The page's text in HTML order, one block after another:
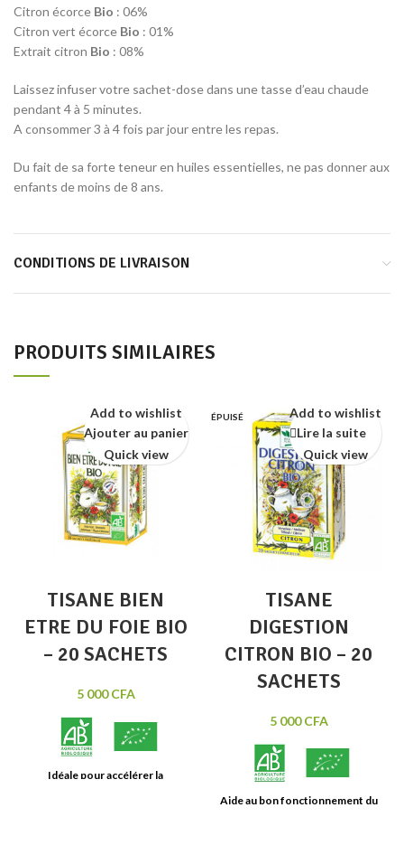
Citron écorce Bio : 06%
Citron vert écorce Bio : 01%
Extrait citron Bio : 08%
Laissez infuser votre sachet-dose dans une tasse d’eau chaude
pendant 4 à 5 minutes.
A consommer 3 à 4 fois par jour entre les repas.
Du fait de sa forte teneur en huiles essentielles, ne pas donner aux
enfants de moins de 8 ans.
CONDITIONS DE LIVRAISON
PRODUITS SIMILAIRES
TISANE BIEN
ETRE DU FOIE BIO
– 20 SACHETS
5 000CFA
Idéale pour accélérer la
Add to wishlist
Ajouter au panier
Quick view
ÉPUISÉ
TISANE
DIGESTION
CITRON BIO – 20
SACHETS
5 000CFA
Aide au bon fonctionnement du
Add to wishlist
Lire la suite
Quick view